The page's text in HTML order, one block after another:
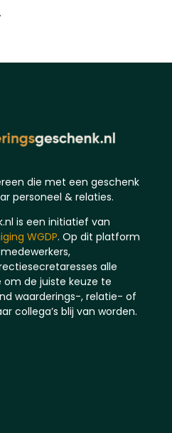
die met een geschenk
personeel & relaties.
is een initiatief van
WGDP. Op dit platform
alle
de juiste keuze te
waarderings-, relatie- of
collega’s blij van worden.